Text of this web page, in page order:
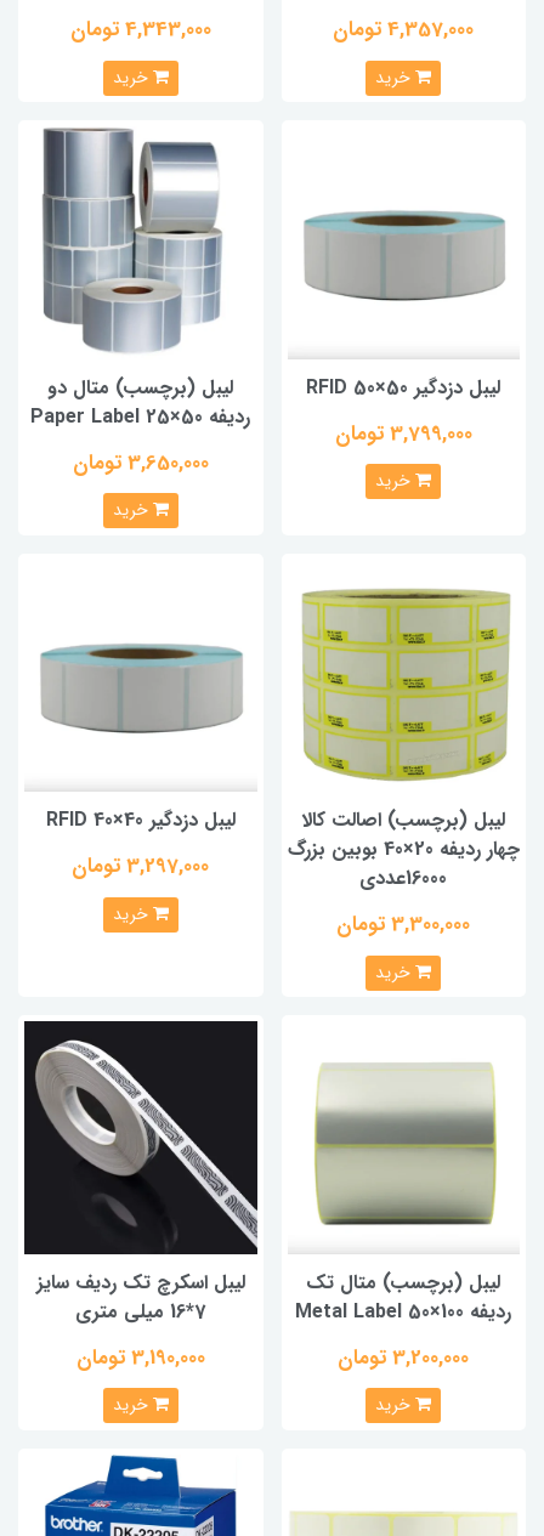
4,357,000 تومان
خرید
4,343,000 تومان
خرید
لیبل دزدگیر RFID 50×50
3,799,000 تومان
خرید
لیبل (برچسب) متال دو
ردیفه Paper Label 25×50
3,650,000 تومان
خرید
لیبل (برچسب) اصالت کالا
چهار ردیفه 20×40 بوبین بزرگ
16000عددی
3,300,000 تومان
خرید
لیبل دزدگیر RFID 40×40
3,297,000 تومان
خرید
لیبل (برچسب) متال تک
ردیفه Metal Label 50×100
3,200,000 تومان
خرید
لیبل اسکرچ تک ردیف سایز
7*16 میلی متری
3,190,000 تومان
خرید